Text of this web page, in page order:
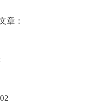
章：